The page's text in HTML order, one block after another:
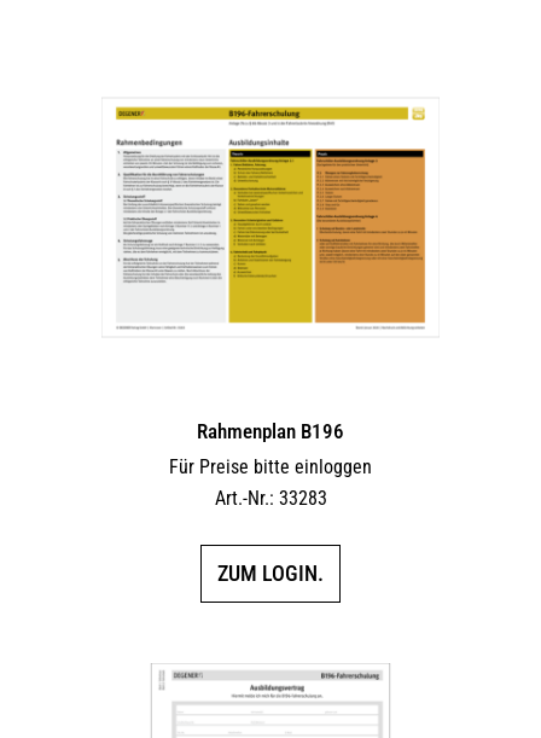
Rahmenplan B196
Für Preise bitte einloggen
Art.-Nr.: 33283
ZUM LOGIN.